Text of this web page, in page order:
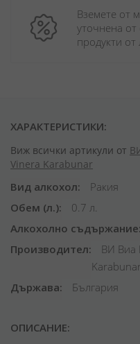
Вземете от
уточнена
продукти
ХАРАКТЕРИСТИКИ:
Виж всички артикули от
Vinera Karabunar
Вид алкохол
Ракия
Обем (л.)
0.7 л.
Алкохолно съдържание
Производител
ВИ Виа
Karabunar
Държава
България
ОПИСАНИЕ: